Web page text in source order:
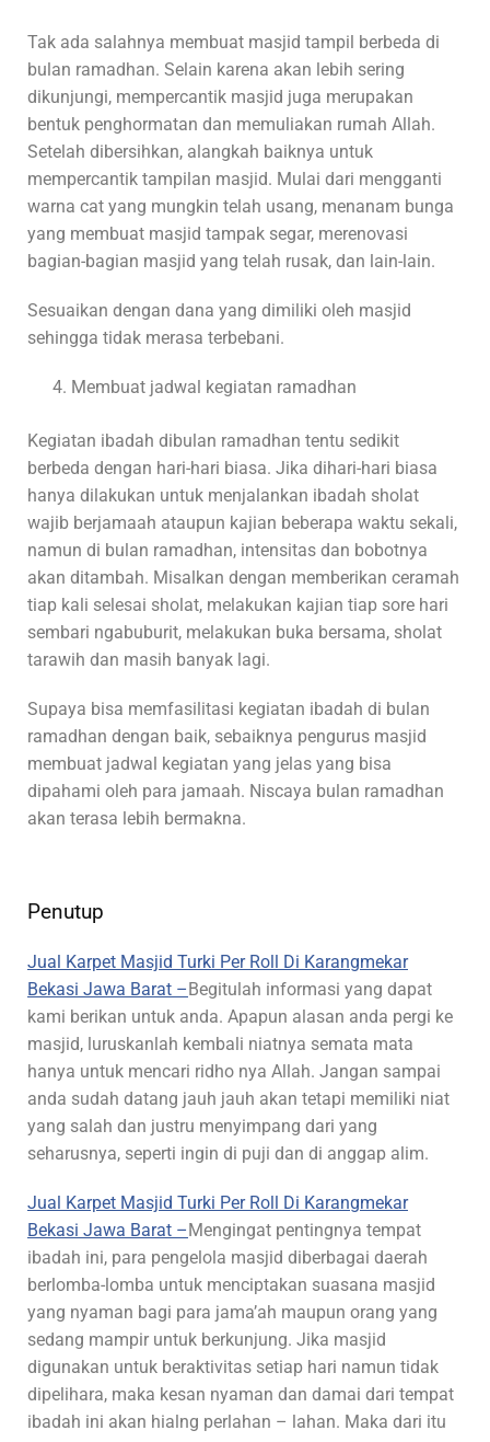
Tak ada salahnya membuat masjid tampil berbeda di
bulan ramadhan. Selain karena akan lebih sering
dikunjungi, mempercantik masjid juga merupakan
bentuk penghormatan dan memuliakan rumah Allah.
Setelah dibersihkan, alangkah baiknya untuk
mempercantik tampilan masjid. Mulai dari mengganti
warna cat yang mungkin telah usang, menanam bunga
yang membuat masjid tampak segar, merenovasi
bagian-bagian masjid yang telah rusak, dan lain-lain.
Sesuaikan dengan dana yang dimiliki oleh masjid
sehingga tidak merasa terbebani.
Membuat jadwal kegiatan ramadhan
Kegiatan ibadah dibulan ramadhan tentu sedikit
berbeda dengan hari-hari biasa. Jika dihari-hari biasa
hanya dilakukan untuk menjalankan ibadah sholat
wajib berjamaah ataupun kajian beberapa waktu sekali,
namun di bulan ramadhan, intensitas dan bobotnya
akan ditambah. Misalkan dengan memberikan ceramah
tiap kali selesai sholat, melakukan kajian tiap sore hari
sembari ngabuburit, melakukan buka bersama, sholat
tarawih dan masih banyak lagi.
Supaya bisa memfasilitasi kegiatan ibadah di bulan
ramadhan dengan baik, sebaiknya pengurus masjid
membuat jadwal kegiatan yang jelas yang bisa
dipahami oleh para jamaah. Niscaya bulan ramadhan
akan terasa lebih bermakna.
Penutup
Jual Karpet Masjid Turki Per Roll Di Karangmekar
Bekasi Jawa Barat – Begitulah informasi yang dapat
kami berikan untuk anda. Apapun alasan anda pergi ke
masjid, luruskanlah kembali niatnya semata mata
hanya untuk mencari ridho nya Allah. Jangan sampai
anda sudah datang jauh jauh akan tetapi memiliki niat
yang salah dan justru menyimpang dari yang
seharusnya, seperti ingin di puji dan di anggap alim.
Jual Karpet Masjid Turki Per Roll Di Karangmekar
Bekasi Jawa Barat – Mengingat pentingnya tempat
ibadah ini, para pengelola masjid diberbagai daerah
berlomba-lomba untuk menciptakan suasana masjid
yang nyaman bagi para jama’ah maupun orang yang
sedang mampir untuk berkunjung. Jika masjid
digunakan untuk beraktivitas setiap hari namun tidak
dipelihara, maka kesan nyaman dan damai dari tempat
ibadah ini akan hialng perlahan – lahan. Maka dari itu